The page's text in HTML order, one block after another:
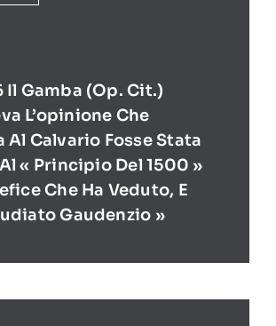
Il Gamba (op. Cit.)
L’opinione Che
Al Calvario Fosse Stata
« Principio Del 1500 »
Che Ha Veduto, E
Gaudenzio »